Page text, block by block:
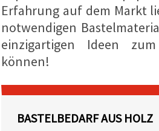
Datenverkehr
zu
analysieren
sowie
relevantere
Inhalte und
Werbung
Analyse
Erfahrung auf dem Markt
notwendigen
einzigartigen Ideen
können!
BASTELBEDARF AUS HOLZ